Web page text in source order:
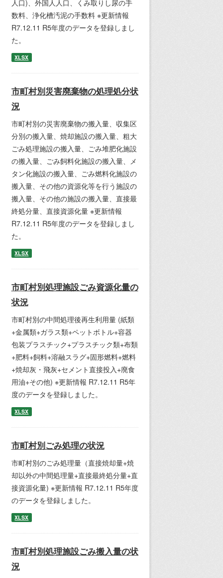
人口)、外国人人口、くみ取りし尿の手
数料、浄化槽汚泥の手数料 ※更新情報
R7.12.11 R5年度のデータを登録しまし
た。
XLSX
市町村別災害廃棄物の処理処分状
況
市町村別の災害廃棄物の搬入量、収集区
分別の搬入量、焼却施設の搬入量、粗大
ごみ処理施設の搬入量、ごみ堆肥化施設
の搬入量、ごみ飼料化施設の搬入量、メ
タン化施設の搬入量、ごみ燃料化施設の
搬入量、その他の資源化等を行う施設の
搬入量、その他の施設の搬入量、直接最
終処分量、直接資源化量 ※更新情報
R7.12.11 R5年度のデータを登録しまし
た。
XLSX
市町村別処理施設ごみ資源化量の
状況
市町村別の中間処理後再生利用量 (紙類
+金属類+ガラス類+ペットボトル+容器
包装プラスチック+プラスチック類+布類
+肥料+飼料+溶融スラグ+固形燃料+燃料
+焼却灰・飛灰+セメント直接投入+廃食
用油+その他) ※更新情報 R7.12.11 R5年
度のデータを登録しました。
XLSX
市町村別ごみ処理の状況
市町村別のごみ処理量（直接焼却量+焼
却以外の中間処理量+直接最終処分量+直
接資源化量) ※更新情報 R7.12.11 R5年度
のデータを登録しました。
XLSX
市町村別処理施設ごみ搬入量の状
況